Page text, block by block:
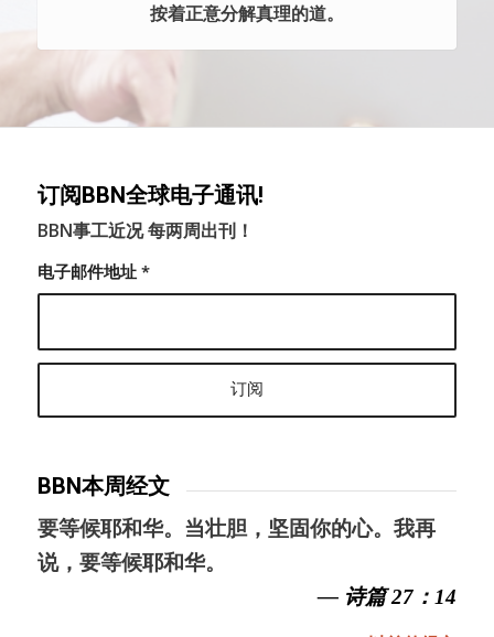
按着正意分解真理的道。
订阅BBN全球电子通讯!
BBN事工近况 每两周出刊！
电子邮件地址 *
BBN本周经文
要等候耶和华。当壮胆，坚固你的心。我再
说，要等候耶和华。
— 诗篇 27：14